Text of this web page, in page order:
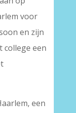
voor
en zijn
college een
een